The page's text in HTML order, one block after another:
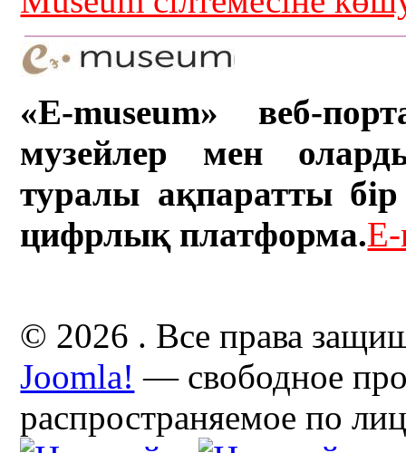
«E-museum» веб-
музейлер мен
туралы ақпаратты бір
цифрлық платформа.
© 2026 . Все права
Joomla! — свободное
распространяемое по